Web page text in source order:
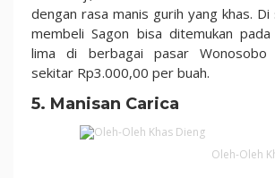
dengan rasa manis gurih yang khas. Di
membeli Sagon bisa ditemukan
lima di berbagai pasar Wonosobo
sekitar Rp3.000,00 per buah.
5. Manisan Carica
Oleh-Oleh